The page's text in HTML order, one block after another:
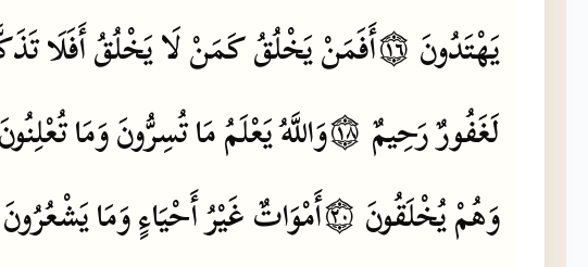
يَهْتَدُونَ ۝١٦أَفَمَنْيَخْلُقُكَمَنْلَايَخْلُقُأَفَلَا
لَغَفُورٌرَحِيمٌ ۝١٨وَاللَّهُيَعْلَمُمَاتُسِرُّونَوَمَاتُعْلِنُونَ
وَهُمْيُخْلَقُونَ ۝٢٠أَمْوَاتٌغَيْرُأَحْيَاءٍوَمَايَشْعُرُونَ